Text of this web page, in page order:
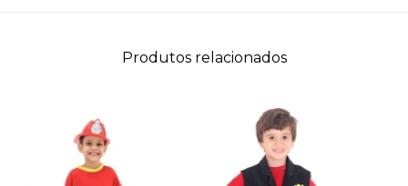
Produtos relacionados